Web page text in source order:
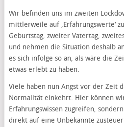
Wir befinden uns im zweiten
mittlerweile auf ‚Erfahrungswerte‘
Geburtstag, zweiter Vatertag,
und nehmen die Situation deshalb
es sich infolge so an, als wäre die
etwas erlebt zu haben.
Viele haben nun Angst vor der Zeit
Normalität einkehrt. Hier können
Erfahrungswissen zugreifen,
direkt auf eine Unbekannte